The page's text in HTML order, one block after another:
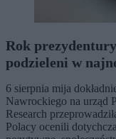
Rok
podzieleni w
6 sierpnia mija
Nawrockiego na urząd
Research
Polacy ocenili